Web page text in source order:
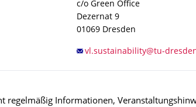
c/o Green Office
Dezernat 9
01069 Dresden
regelmäßig Informationen,